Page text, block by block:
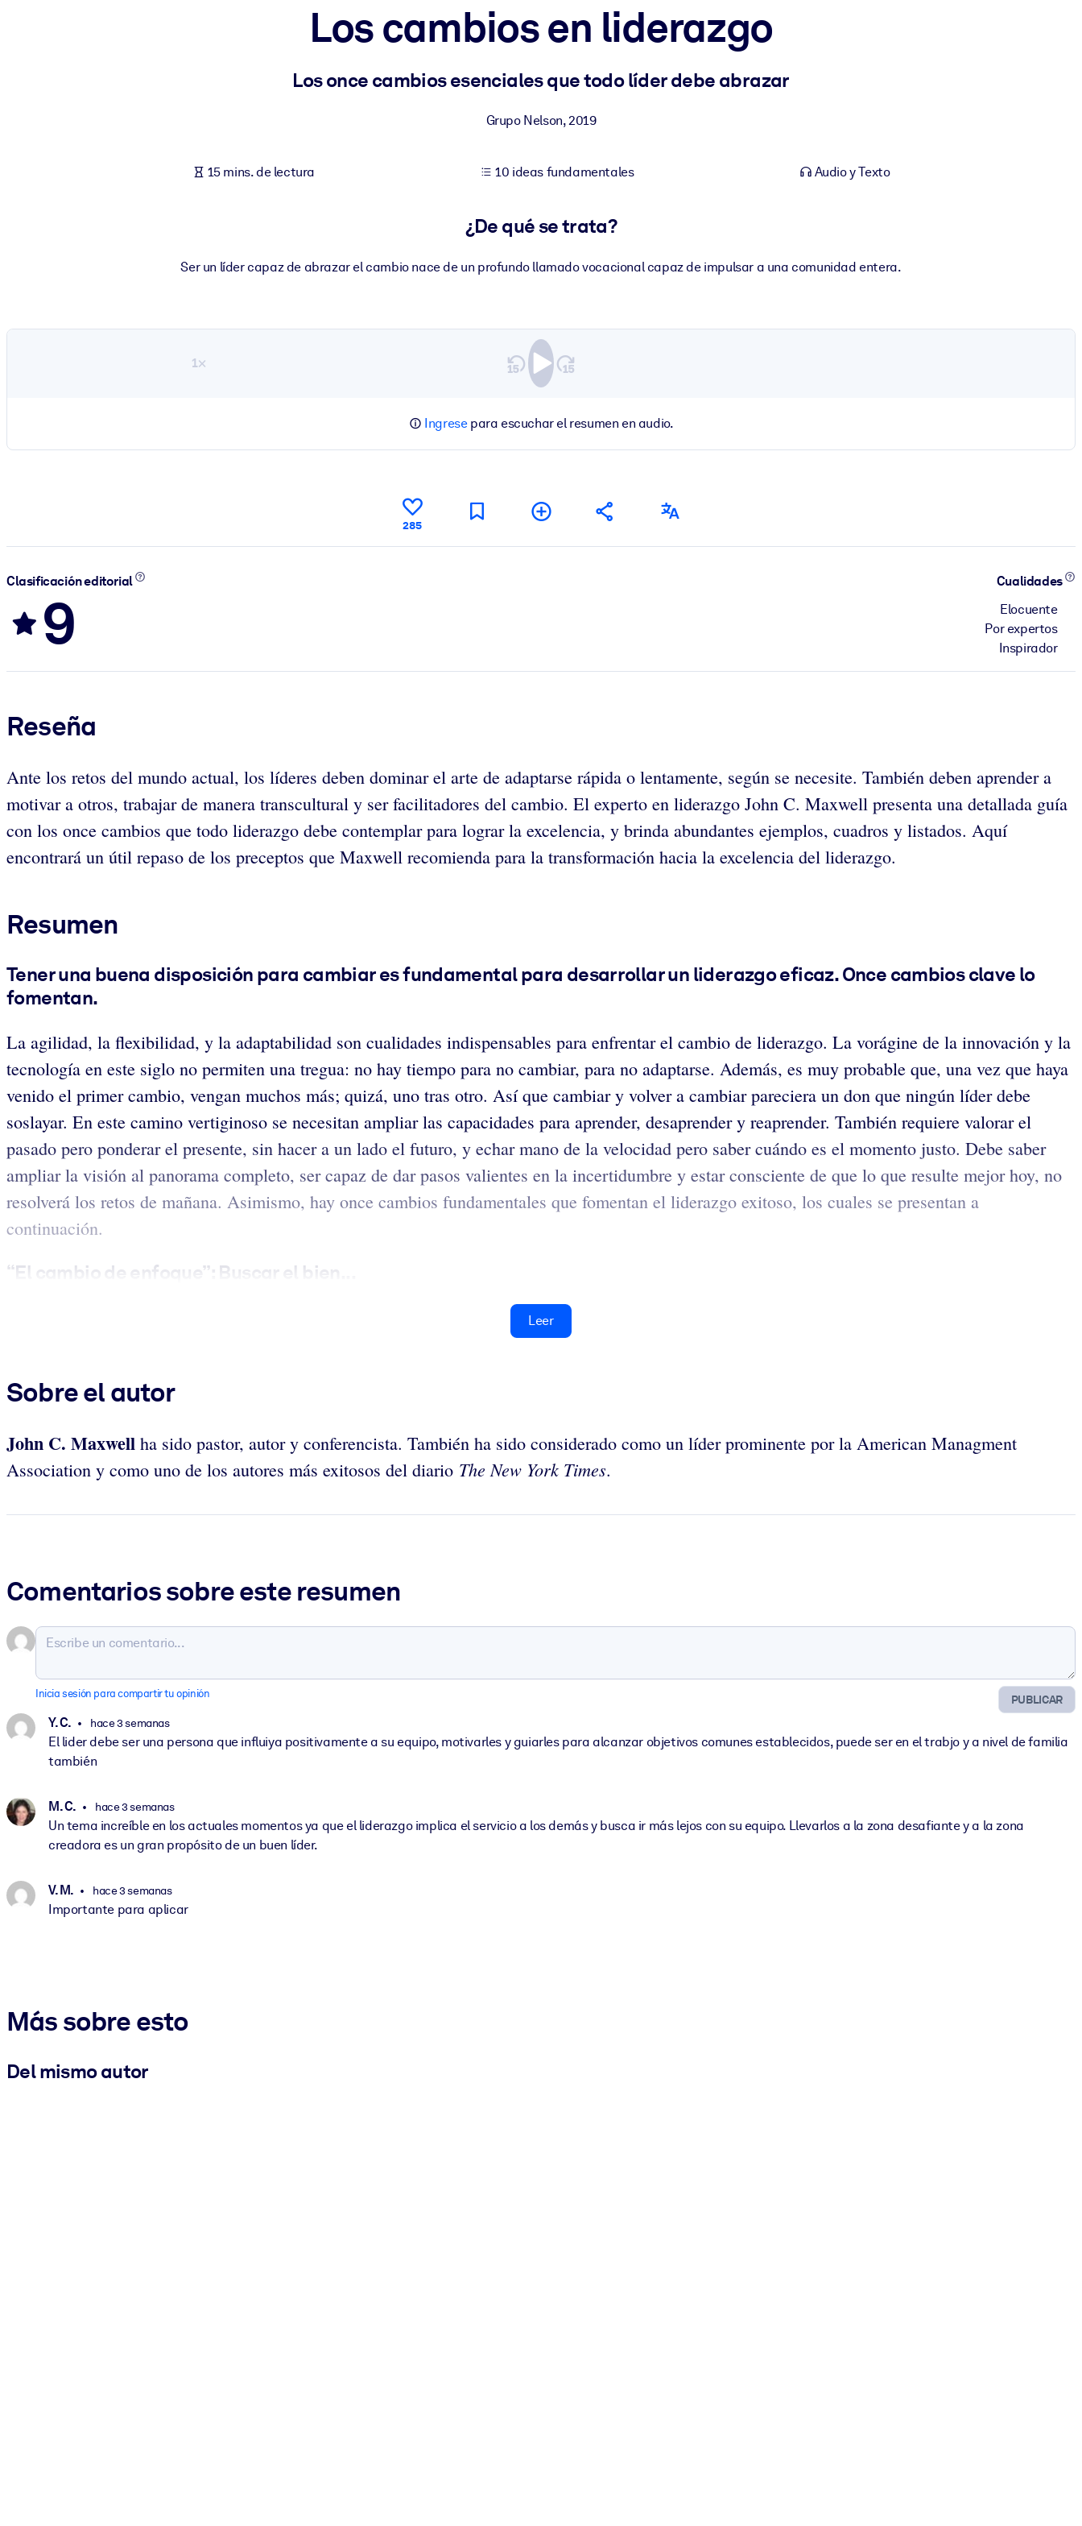
Enriquezca su biblioteca corporativa con conocimientos empresariales confiables y listos para usar.
Alimente sus sistemas de IA con conocimientos fiables y estructurados para mejorar los resultados.
Los cambios en liderazgo
Los once cambios esenciales que todo líder debe abrazar
Grupo Nelson,2019
15 mins. de lectura 10 ideas fundamentales Audio y Texto
¿De qué se trata?
Ser un líder capaz de abrazar el cambio nace de un profundo llamado vocacional capaz de impulsar a una comunidad entera.
1×
Ingresepara escuchar el resumen en audio.
285
Clasificación editorial
9
Cualidades
Elocuente
Por expertos
Inspirador
Reseña
Ante los retos del mundo actual, los líderes deben dominar el arte de adaptarse rápida o lentamente, según se necesite. También deben aprender a
motivar a otros, trabajar de manera transcultural y ser facilitadores del cambio. El experto en liderazgo John C. Maxwell presenta una detallada guía
con los once cambios que todo liderazgo debe contemplar para lograr la excelencia, y brinda abundantes ejemplos, cuadros y listados. Aquí
encontrará un útil repaso de los preceptos que Maxwell recomienda para la transformación hacia la excelencia del liderazgo.
Resumen
Tener una buena disposición para cambiar es fundamental para desarrollar un liderazgo eficaz. Once cambios clave lo
fomentan.
La agilidad, la flexibilidad, y la adaptabilidad son cualidades indispensables para enfrentar el cambio de liderazgo. La vorágine de la innovación y la
tecnología en este siglo no permiten una tregua: no hay tiempo para no cambiar, para no adaptarse. Además, es muy probable que, una vez que haya
venido el primer cambio, vengan muchos más; quizá, uno tras otro. Así que cambiar y volver a cambiar pareciera un don que ningún líder debe
soslayar. En este camino vertiginoso se necesitan ampliar las capacidades para aprender, desaprender y reaprender. También requiere valorar el
pasado pero ponderar el presente, sin hacer a un lado el futuro, y echar mano de la velocidad pero saber cuándo es el momento justo. Debe saber
ampliar la visión al panorama completo, ser capaz de dar pasos valientes en la incertidumbre y estar consciente de que lo que resulte mejor hoy, no
resolverá los retos de mañana. Asimismo, hay once cambios fundamentales que fomentan el liderazgo exitoso, los cuales se presentan a
continuación.
“El cambio de enfoque”: Buscar el bien...
Leer
Sobre el autor
John C. Maxwell ha sido pastor, autor y conferencista. También ha sido considerado como un líder prominente por la American Managment
Association y como uno de los autores más exitosos del diario The New York Times.
Comentarios sobre este resumen
PUBLICAR
Inicia sesión para compartir tu opinión
Y. C. hace 3 semanas
El lider debe ser una persona que influiya positivamente a su equipo, motivarles y guiarles para alcanzar objetivos comunes establecidos, puede ser en el trabjo y a nivel de familia
también
M. C. hace 3 semanas
Un tema increíble en los actuales momentos ya que el liderazgo implica el servicio a los demás y busca ir más lejos con su equipo. Llevarlos a la zona desafiante y a la zona
creadora es un gran propósito de un buen líder.
V. M. hace 3 semanas
Importante para aplicar
Más sobre esto
Del mismo autor